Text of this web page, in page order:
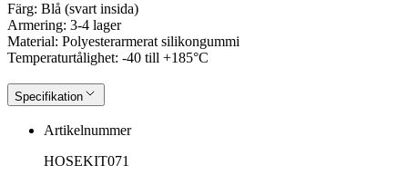
Färg: Blå (svart insida)
Armering: 3-4 lager
Material: Polyesterarmerat silikongummi
Temperaturtålighet: -40 till +185°C
Specifikation
Artikelnummer
HOSEKIT071